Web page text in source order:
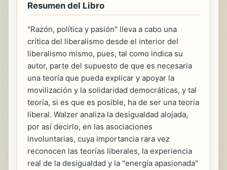
Resumen del Libro
"Razón, política y pasión" lleva a cabo una
crítica del liberalismo desde el interior del
liberalismo mismo, pues, tal como indica su
autor, parte del supuesto de que es necesaria
una teoría que pueda explicar y apoyar la
movilización y la solidaridad democráticas, y tal
teoría, si es que es posible, ha de ser una teoría
liberal. Walzer analiza la desigualdad alojada,
por así decirlo, en las asociaciones
involuntarias, cuya importancia rara vez
reconocen las teorías liberales, la experiencia
real de la desigualdad y la "energía apasionada"